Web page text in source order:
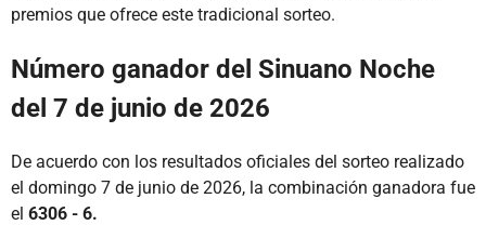
premios que ofrece este tradicional sorteo.
Número ganador del Sinuano Noche
del 7 de junio de 2026
De acuerdo con los resultados oficiales del sorteo realizado
el domingo 7 de junio de 2026, la combinación ganadora fue
el 6306 - 6.